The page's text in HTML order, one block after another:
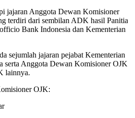
jajaran Anggota Dewan Komisioner
terdiri dari sembilan ADK hasil Panitia
Bank Indonesia dan Kementerian
sejumlah jajaran pejabat Kementerian
serta Anggota Dewan Komisioner OJK
lainnya.
OJK: